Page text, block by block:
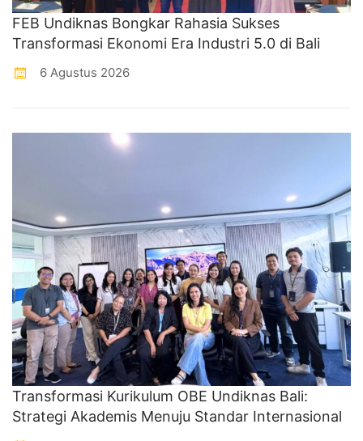
FEB Undiknas Bongkar Rahasia Sukses
Transformasi Ekonomi Era Industri 5.0 di Bali
6 Agustus 2026
Transformasi Kurikulum OBE Undiknas Bali:
Strategi Akademis Menuju Standar Internasional